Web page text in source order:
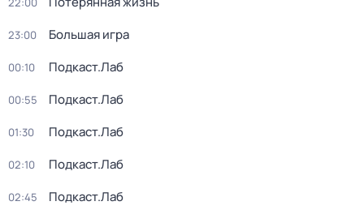
23:00 Большая игра
00:10 Подкаст.Лаб
00:55 Подкаст.Лаб
01:30 Подкаст.Лаб
02:10 Подкаст.Лаб
02:45 Подкаст.Лаб